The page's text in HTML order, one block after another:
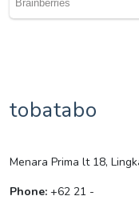
tobatabo
Menara Prima lt 18,
Phone: +62 21 -